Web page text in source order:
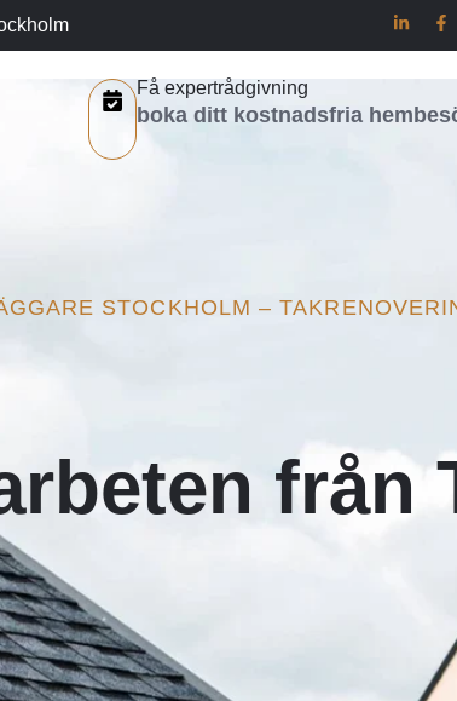
Få expertrådgivning
boka ditt kostnadsfria
STOCKHOLM –
från